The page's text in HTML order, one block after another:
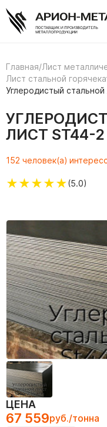
Главная/Лист
Лист стальной
Углеродистый
ЛИСТ ST44-
152 человек(а)
★★★★★(5.0)
ЦЕНА
67 559руб./тонна